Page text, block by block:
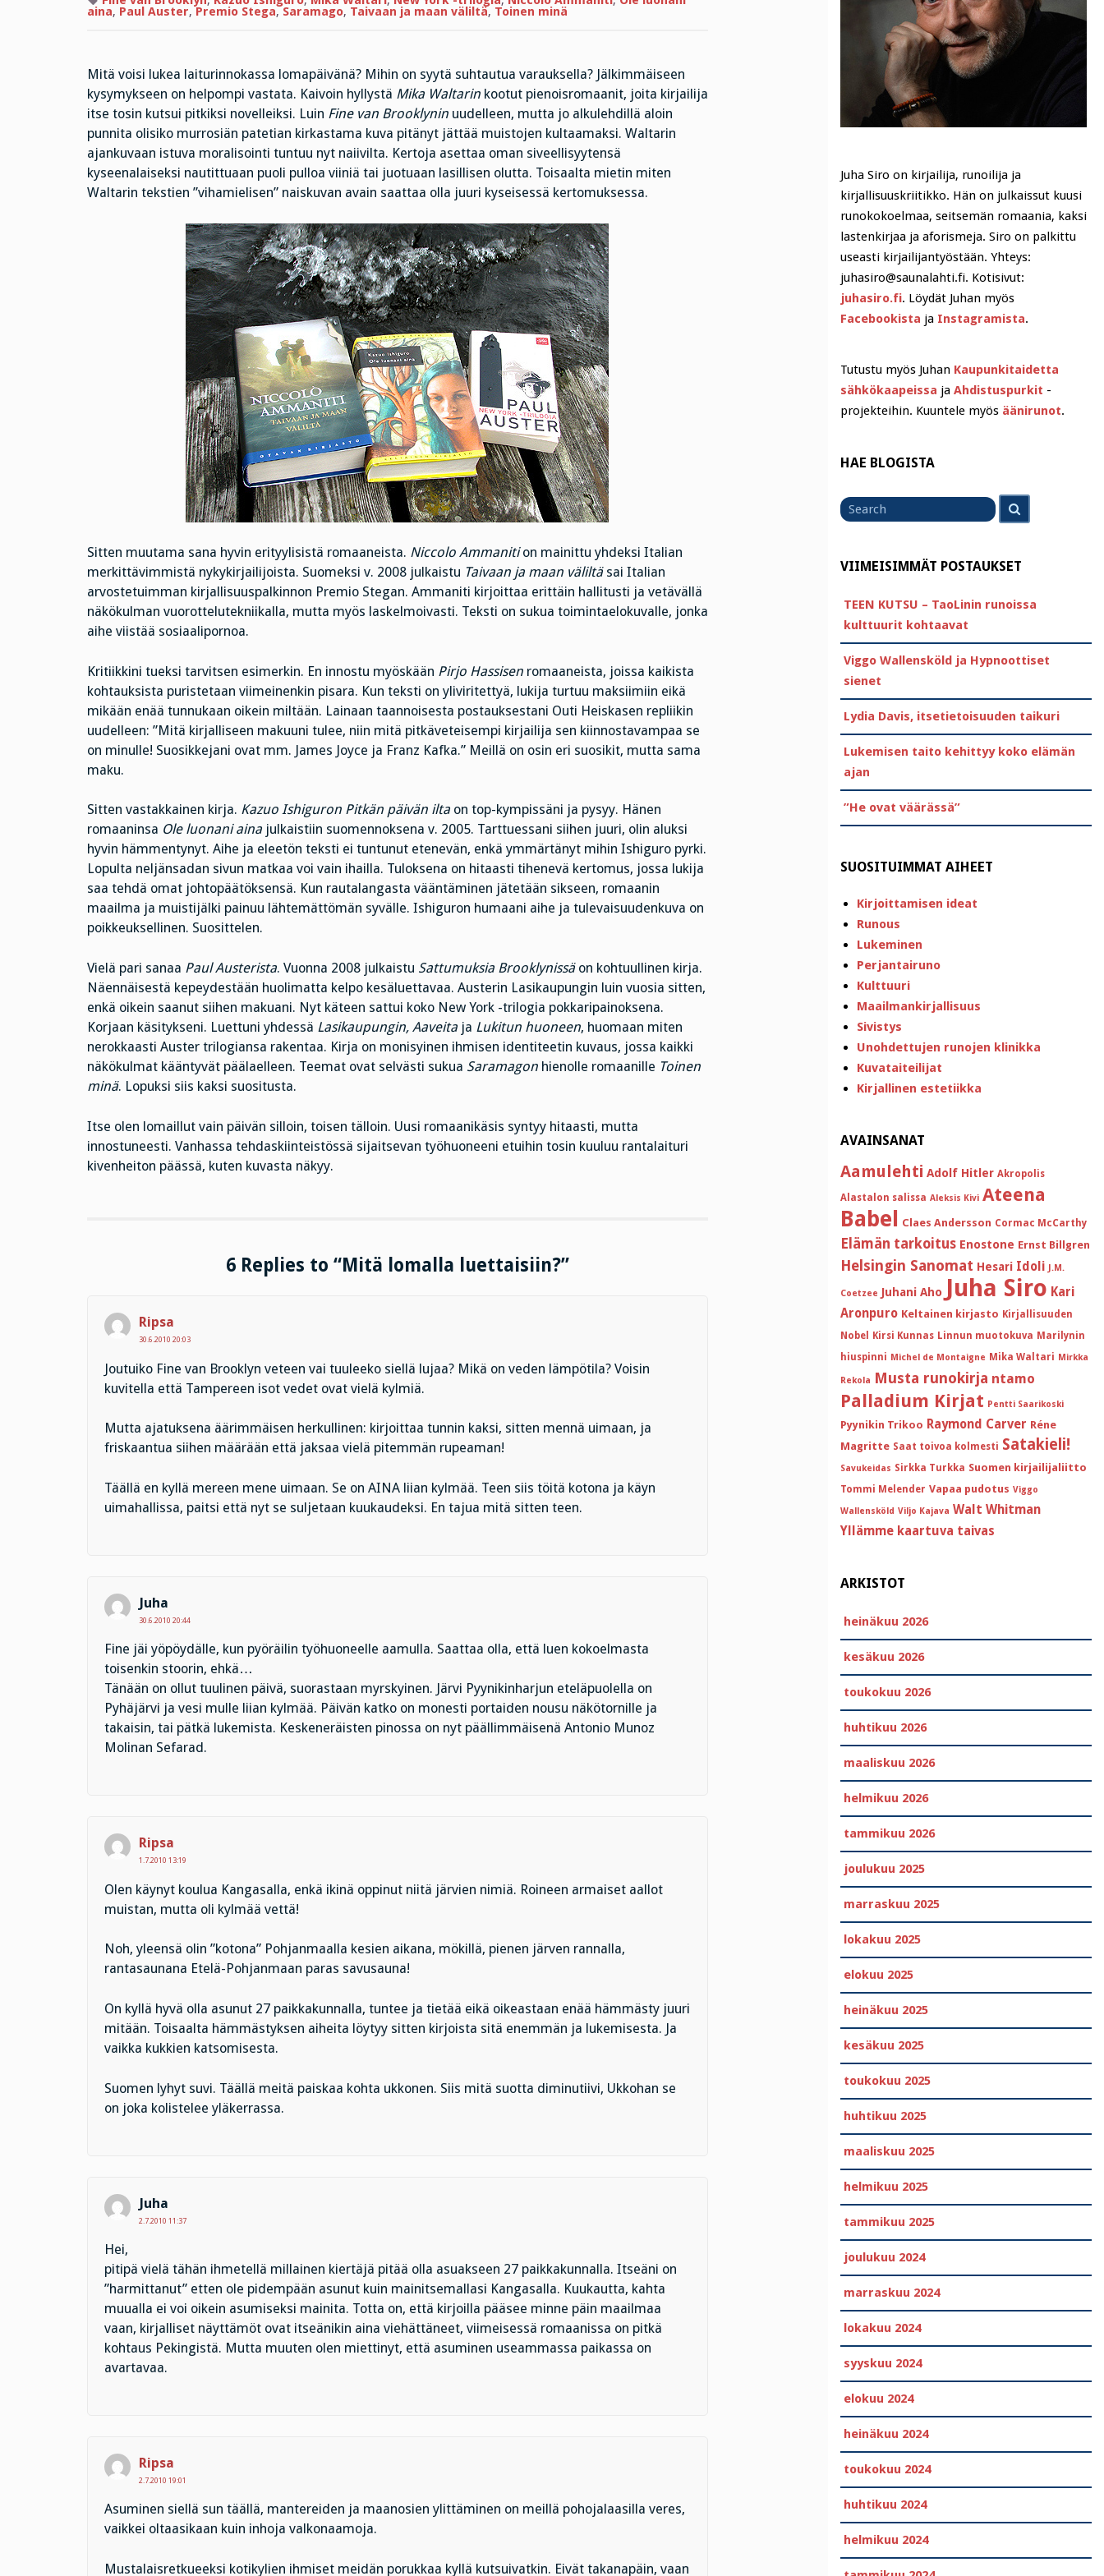
aina, Paul Auster,Premio Stega,Saramago, Taivaan ja maan väliltä, Toinen minä
Mitä voisi lukea laiturinnokassa lomapäivänä? Mihin on syytä suhtautua varauksella? Jälkimmäiseen
kysymykseen on helpompi vastata. Kaivoin hyllystä Mika Waltarinkootut pienoisromaanit, joita kirjailija
itse tosin kutsui pitkiksi novelleiksi. Luin Fine van Brooklyninuudelleen, mutta jo alkulehdillä aloin
punnita olisiko murrosiän patetian kirkastama kuva pitänyt jättää muistojen kultaamaksi. Waltarin
ajankuvaan istuva moralisointi tuntuu nyt naiivilta. Kertoja asettaa oman siveellisyytensä
kyseenalaiseksi nautittuaan puoli pulloa viiniä tai juotuaan lasillisen olutta. Toisaalta mietin miten
Waltarin tekstien ”vihamielisen” naiskuvan avain saattaa olla juuri kyseisessä kertomuksessa.
Sitten muutama sana hyvin erityylisistä romaaneista. Niccolo Ammanition mainittu yhdeksi Italian
merkittävimmistä nykykirjailijoista. Suomeksi v. 2008 julkaistu Taivaan ja maan väliltäsai Italian
arvostetuimman kirjallisuuspalkinnon Premio Stegan. Ammaniti kirjoittaa erittäin hallitusti ja vetävällä
näkökulman vuorottelutekniikalla, mutta myös laskelmoivasti. Teksti on sukua toimintaelokuvalle, jonka
aihe viistää sosiaalipornoa.
Kritiikkini tueksi tarvitsen esimerkin. En innostu myöskään Pirjo Hassisenromaaneista, joissa kaikista
kohtauksista puristetaan viimeinenkin pisara. Kun teksti on yliviritettyä, lukija turtuu maksiimiin eikä
mikään enää tunnukaan oikein miltään. Lainaan taannoisesta postauksestani Outi Heiskasen repliikin
uudelleen: ”Mitä kirjalliseen makuuni tulee, niin mitä pitkäveteisempi kirjailija sen kiinnostavampaa se
on minulle! Suosikkejani ovat mm. James Joyce ja Franz Kafka.” Meillä on osin eri suosikit, mutta sama
maku.
Sitten vastakkainen kirja. Kazuo Ishiguron Pitkän päivän iltaon top-kympissäni ja pysyy. Hänen
romaaninsa Ole luonani ainajulkaistiin suomennoksena v. 2005. Tarttuessani siihen juuri, olin aluksi
hyvin hämmentynyt. Aihe ja eleetön teksti ei tuntunut etenevän, enkä ymmärtänyt mihin Ishiguro pyrki.
Lopulta neljänsadan sivun matkaa voi vain ihailla. Tuloksena on hitaasti tihenevä kertomus, jossa lukija
saa tehdä omat johtopäätöksensä. Kun rautalangasta vääntäminen jätetään sikseen, romaanin
maailma ja muistijälki painuu lähtemättömän syvälle. Ishiguron humaani aihe ja tulevaisuudenkuva on
poikkeuksellinen. Suosittelen.
Vielä pari sanaa Paul Austerista. Vuonna 2008 julkaistu Sattumuksia Brooklynissäon kohtuullinen kirja.
Näennäisestä kepeydestään huolimatta kelpo kesäluettavaa. Austerin Lasikaupungin luin vuosia sitten,
enkä oikein saanut siihen makuani. Nyt käteen sattui koko New York -trilogia pokkaripainoksena.
Korjaan käsitykseni. Luettuni yhdessä Lasikaupungin, Aaveita ja Lukitun huoneen, huomaan miten
nerokkaasti Auster trilogiansa rakentaa. Kirja on monisyinen ihmisen identiteetin kuvaus, jossa kaikki
näkökulmat kääntyvät päälaelleen. Teemat ovat selvästi sukua Saramagonhienolle romaanille Toinen
minä. Lopuksi siis kaksi suositusta.
Itse olen lomaillut vain päivän silloin, toisen tälloin. Uusi romaanikäsis syntyy hitaasti, mutta
innostuneesti. Vanhassa tehdaskiinteistössä sijaitsevan työhuoneeni etuihin tosin kuuluu rantalaituri
kivenheiton päässä, kuten kuvasta näkyy.
6 Replies to “Mitä lomalla luettaisiin?”
Ripsa
30.6.2010 20:03
Joutuiko Fine van Brooklyn veteen vai tuuleeko siellä lujaa? Mikä on veden lämpötila? Voisin
kuvitella että Tampereen isot vedet ovat vielä kylmiä.
Mutta ajatuksena äärimmäisen herkullinen: kirjoittaa tunnin kaksi, sitten mennä uimaan, ja
friskaantua siihen määrään että jaksaa vielä pitemmän rupeaman!
Täällä en kyllä mereen mene uimaan. Se on AINA liian kylmää. Teen siis töitä kotona ja käyn
uimahallissa, paitsi että nyt se suljetaan kuukaudeksi. En tajua mitä sitten teen.
Juha
30.6.2010 20:44
Fine jäi yöpöydälle, kun pyöräilin työhuoneelle aamulla. Saattaa olla, että luen kokoelmasta
toisenkin stoorin, ehkä…
Tänään on ollut tuulinen päivä, suorastaan myrskyinen. Järvi Pyynikinharjun eteläpuolella on
Pyhäjärvi ja vesi mulle liian kylmää. Päivän katko on monesti portaiden nousu näkötornille ja
takaisin, tai pätkä lukemista. Keskeneräisten pinossa on nyt päällimmäisenä Antonio Munoz
Molinan Sefarad.
Ripsa
1.7.2010 13:19
Olen käynyt koulua Kangasalla, enkä ikinä oppinut niitä järvien nimiä. Roineen armaiset aallot
muistan, mutta oli kylmää vettä!
Noh, yleensä olin ”kotona” Pohjanmaalla kesien aikana, mökillä, pienen järven rannalla,
rantasaunana Etelä-Pohjanmaan paras savusauna!
On kyllä hyvä olla asunut 27 paikkakunnalla, tuntee ja tietää eikä oikeastaan enää hämmästy juuri
mitään. Toisaalta hämmästyksen aiheita löytyy sitten kirjoista sitä enemmän ja lukemisesta. Ja
vaikka kukkien katsomisesta.
Suomen lyhyt suvi. Täällä meitä paiskaa kohta ukkonen. Siis mitä suotta diminutiivi, Ukkohan se
on joka kolistelee yläkerrassa.
Juha
2.7.2010 11:37
Hei,
pitipä vielä tähän ihmetellä millainen kiertäjä pitää olla asuakseen 27 paikkakunnalla. Itseäni on
”harmittanut” etten ole pidempään asunut kuin mainitsemallasi Kangasalla. Kuukautta, kahta
muualla ei voi oikein asumiseksi mainita. Totta on, että kirjoilla pääsee minne päin maailmaa
vaan, kirjalliset näyttämöt ovat itseänikin aina viehättäneet, viimeisessä romaanissa on pitkä
kohtaus Pekingistä. Mutta muuten olen miettinyt, että asuminen useammassa paikassa on
avartavaa.
Ripsa
2.7.2010 19:01
Asuminen siellä sun täällä, mantereiden ja maanosien ylittäminen on meillä pohojalaasilla veres,
vaikkei oltaasikaan kuin inhoja valkonaamoja.
Mustalaisretkueeksi kotikylien ihmiset meidän porukkaa kyllä kutsuivatkin. Eivät takanapäin, vaan
Juha Siro on kirjailija, runoilija ja
kirjallisuuskriitikko. Hän on julkaissut kuusi
runokokoelmaa, seitsemän romaania, kaksi
lastenkirjaa ja aforismeja. Siro on palkittu
useasti kirjailijantyöstään. Yhteys:
juhasiro@saunalahti.fi. Kotisivut:
juhasiro.fi. Löydät Juhan myös
Facebookista ja Instagramista.
Tutustu myös Juhan Kaupunkitaidetta
sähkökaapeissa ja Ahdistuspurkit -
projekteihin. Kuuntele myös äänirunot.
HAE BLOGISTA
for
VIIMEISIMMÄT POSTAUKSET
TEEN KUTSU – TaoLinin runoissa
kulttuurit kohtaavat
Viggo Wallensköld ja Hypnoottiset
sienet
Lydia Davis, itsetietoisuuden taikuri
Lukemisen taito kehittyy koko elämän
ajan
”He ovat väärässä”
SUOSITUIMMAT AIHEET
Kirjoittamisen ideat
Runous
Lukeminen
Perjantairuno
Kulttuuri
Maailmankirjallisuus
Sivistys
Unohdettujen runojen klinikka
Kuvataiteilijat
Kirjallinen estetiikka
AVAINSANAT
Aamulehti Adolf Hitler Akropolis
Alastalon salissa Aleksis Kivi Ateena
Babel Claes Andersson Cormac McCarthy
Elämän tarkoitus Enostone Ernst Billgren
Helsingin Sanomat Hesari Idoli J.M.
Coetzee Juhani Aho Juha Siro Kari
Aronpuro Keltainen kirjasto Kirjallisuuden
Nobel
Kirsi Kunnas Linnun muotokuva Marilynin
hiuspinni Michel de Montaigne Mika Waltari Mirkka
Rekola Musta runokirja ntamo
Palladium Kirjat Pentti Saarikoski
Pyynikin Trikoo Raymond Carver Réne
Magritte Saat toivoa kolmesti Satakieli!
Savukeidas Sirkka Turkka Suomen kirjailijaliitto
Tommi Melender Vapaa pudotus Viggo
Wallensköld Viljo Kajava Walt Whitman
Yllämme kaartuva taivas
ARKISTOT
heinäkuu 2026
kesäkuu 2026
toukokuu 2026
huhtikuu 2026
maaliskuu 2026
helmikuu 2026
tammikuu 2026
joulukuu 2025
marraskuu 2025
lokakuu 2025
elokuu 2025
heinäkuu 2025
kesäkuu 2025
toukokuu 2025
huhtikuu 2025
maaliskuu 2025
helmikuu 2025
tammikuu 2025
joulukuu 2024
marraskuu 2024
lokakuu 2024
syyskuu 2024
elokuu 2024
heinäkuu 2024
toukokuu 2024
huhtikuu 2024
helmikuu 2024